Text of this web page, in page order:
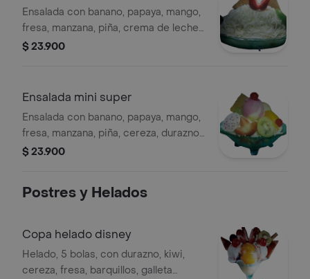
Ensalada con banano, papaya, mango,
fresa, manzana, piña, crema de leche,
queso, uva, fresa, galleta.
$ 23.900
Ensalada mini super
Ensalada con banano, papaya, mango,
fresa, manzana, piña, cereza, durazno,
kiwi, pitahaya, uva, helado, galleta.
$ 23.900
Postres y Helados
Copa helado disney
Helado, 5 bolas, con durazno, kiwi,
cereza, fresa, barquillos, galleta